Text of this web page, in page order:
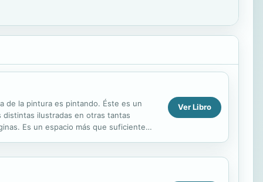
de la pintura es pintando. Éste es un
distintas ilustradas en otras tantas
Es un espacio más que suficiente
Ver Libro